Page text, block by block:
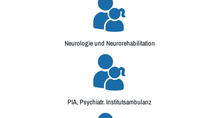
Neurologie und Neurorehabilitation
PIA, Psychiatr. Institutsambulanz